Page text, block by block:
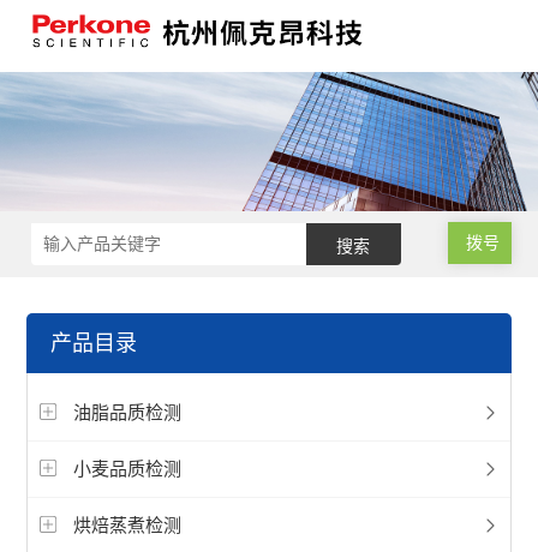
拨号
产品目录
油脂品质检测
小麦品质检测
烘焙蒸煮检测